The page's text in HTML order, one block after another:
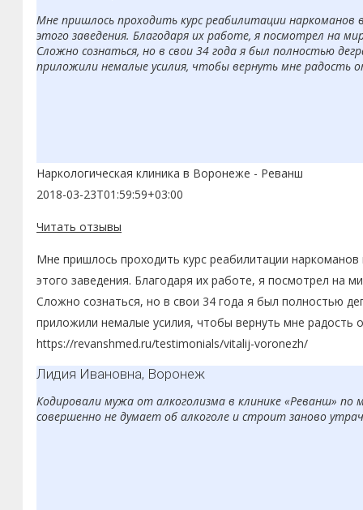
Мне пришлось проходить курс реабилитации наркоманов
этого заведения. Благодаря их работе, я посмотрел на
Сложно сознаться, но в свои 34 года я был полностью
приложили немалые усилия, чтобы вернуть мне радость
Наркологическая клиника в Воронеже - Реванш
2018-03-23T01:59:59+03:00
Читать отзывы
Мне пришлось проходить курс реабилитации
этого заведения. Благодаря их работе, я посмотрел на
Сложно сознаться, но в свои 34 года я был полностью
приложили немалые усилия, чтобы вернуть мне радость
https://revanshmed.ru/testimonials/vitalij-voronezh/
Лидия Ивановна, Воронеж
Кодировали мужа от алкоголизма в клинике «Реванш» по
совершенно не думает об алкоголе и строит заново